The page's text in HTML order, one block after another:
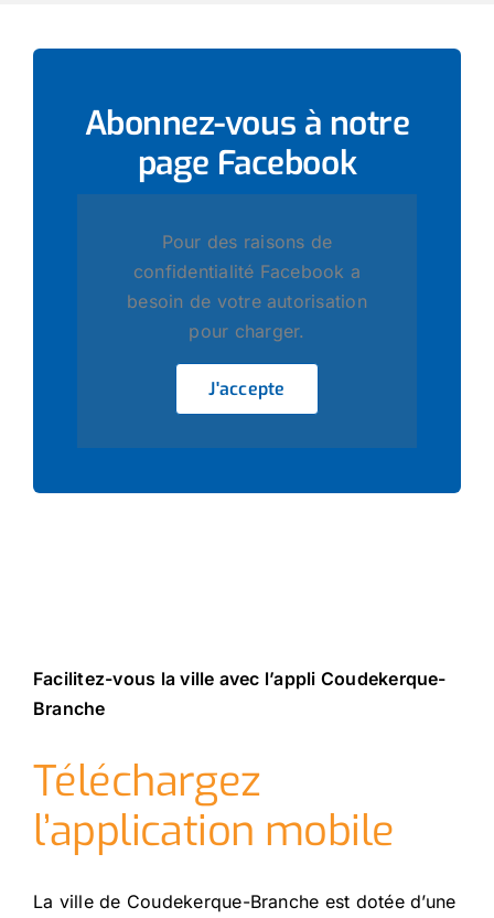
Abonnez-vous à notre
page Facebook
Pour des raisons de
confidentialité Facebook a
besoin de votre autorisation
pour charger.
J'accepte
Facilitez-vous la ville avec l’appli Coudekerque-
Branche
Téléchargez
l’application mobile
La ville de Coudekerque-Branche est dotée d’une